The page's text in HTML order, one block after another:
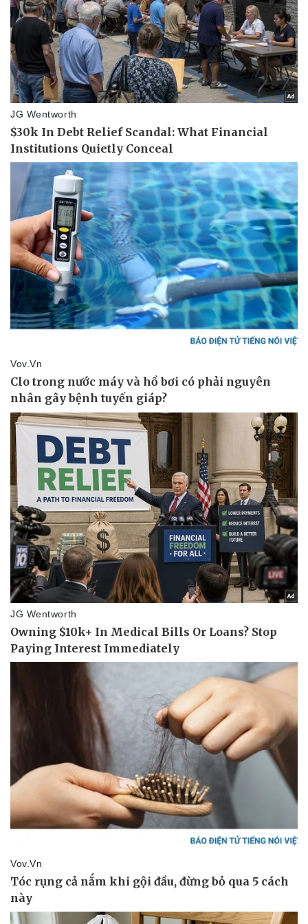
Pháp luật
Vụ án
Tin nóng
Tư vấn luật
Quân sự - Quốc phòng
Vũ khí
Việt Nam
Phân tích
Thể thao
Bóng đá
Lịch thi đấu bóng đá
Thế giới thể thao
eSports
Hậu trường
Ô tô - Xe máy
Ô tô
Tư vấn